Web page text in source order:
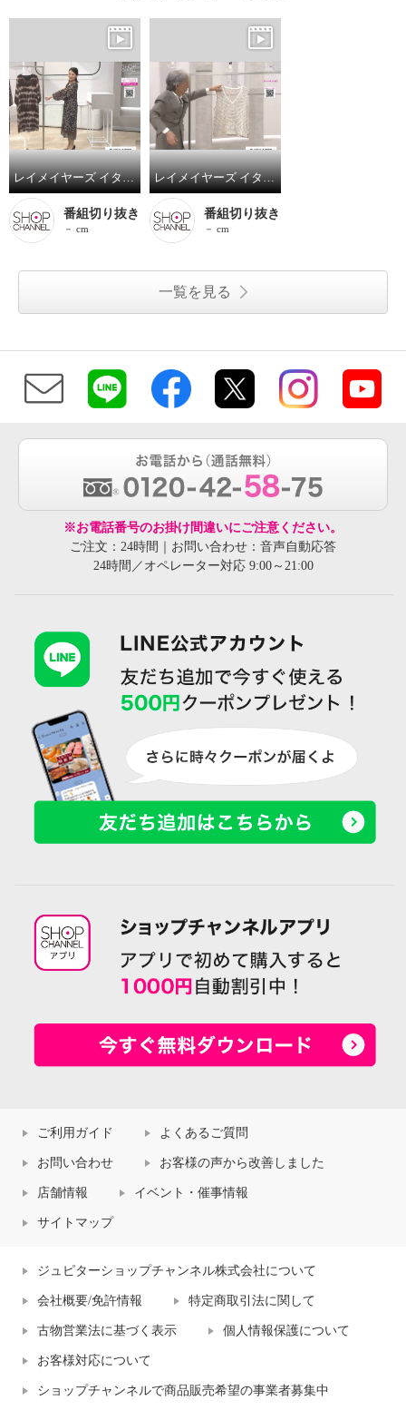
レイメイヤーズ イタリア製 シフォン プリントワンピース
番組切り抜き
－ cm
レイメイヤーズ イタリア製生地使用 ファンシーレース ベスト
番組切り抜き
－ cm
一覧を見る
※お電話番号のお掛け間違いにご注意ください。
ご注文：24時間｜お問い合わせ：音声自動応答
24時間／オペレーター対応 9:00～21:00
ご利用ガイド よくあるご質問
お問い合わせ お客様の声から改善しました
店舗情報 イベント・催事情報
サイトマップ
ジュピターショップチャンネル株式会社について
会社概要/免許情報 特定商取引法に関して
古物営業法に基づく表示 個人情報保護について
お客様対応について
ショップチャンネルで商品販売希望の事業者募集中